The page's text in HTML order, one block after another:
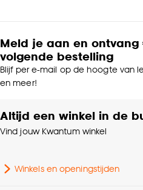
Meld je aan en ontvang
volgende bestelling
Blijf per e-mail op de hoogte van
en meer!
Altijd een winkel in de
Vind jouw Kwantum winkel
Winkels en openingstijden